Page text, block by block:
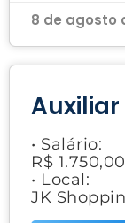
8 de agosto
Auxiliar
• Salário:
R$ 1.750,00
• Local:
JK